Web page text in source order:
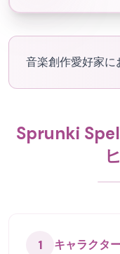
音楽創作愛好家に
Sprunki
1 キャラクタ